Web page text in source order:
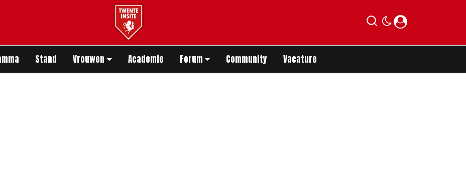
Stand Vrouwen Academie Forum Community Vacature